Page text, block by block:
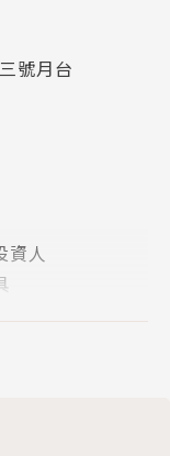
才能讓你成為長
長」，政大EM
CSIA）。曾任
總、富邦投信協
《投資心法豹語
交遊，但不與上
號月台
資人